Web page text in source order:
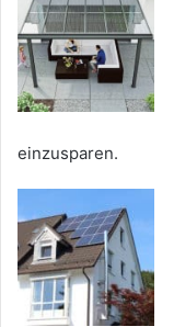
einzusparen.